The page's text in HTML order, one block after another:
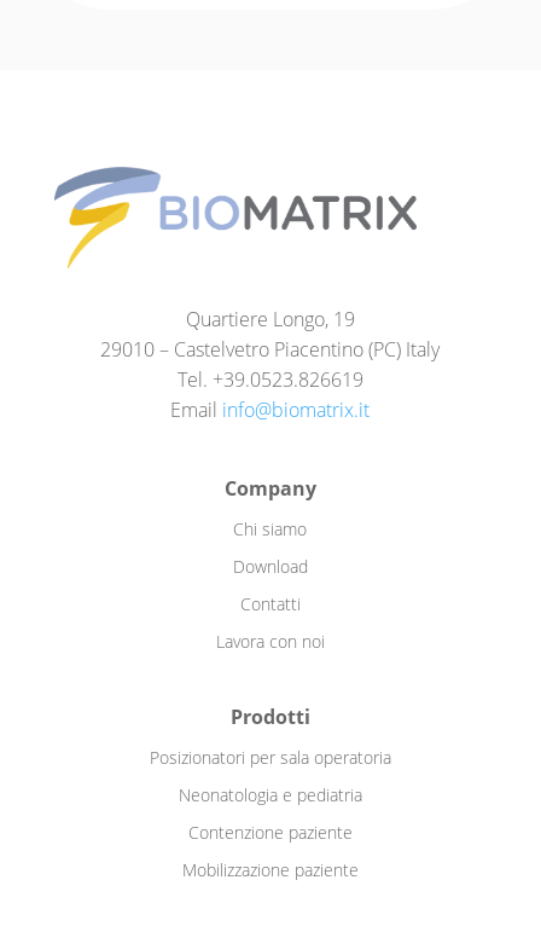
Quartiere Longo, 19
29010 – Castelvetro Piacentino (PC) Italy
Tel. +39.0523.826619
Email info@biomatrix.it
Company
Chi siamo
Download
Contatti
Lavora con noi
Prodotti
Posizionatori per sala operatoria
Neonatologia e pediatria
Contenzione paziente
Mobilizzazione paziente